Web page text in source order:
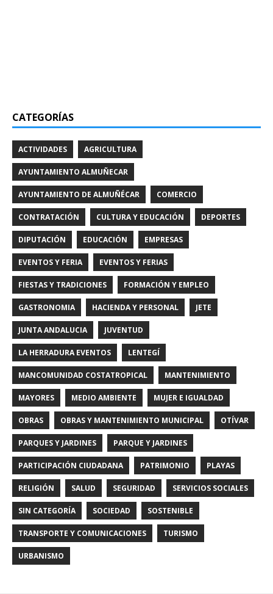
CATEGORÍAS
ACTIVIDADES AGRICULTURA
AYUNTAMIENTO ALMUÑECAR
AYUNTAMIENTO DE ALMUÑÉCAR COMERCIO
CONTRATACIÓN CULTURA Y EDUCACIÓN DEPORTES
DIPUTACIÓN EDUCACIÓN EMPRESAS
EVENTOS Y FERIA EVENTOS Y FERIAS
FIESTAS Y TRADICIONES FORMACIÓN Y EMPLEO
GASTRONOMIA HACIENDA Y PERSONAL JETE
JUNTA ANDALUCIA JUVENTUD
LA HERRADURA EVENTOS LENTEGÍ
MANCOMUNIDAD COSTATROPICAL MANTENIMIENTO
MAYORES MEDIO AMBIENTE MUJER E IGUALDAD
OBRAS OBRAS Y MANTENIMIENTO MUNICIPAL OTÍVAR
PARQUES Y JARDINES PARQUE Y JARDINES
PARTICIPACIÓN CIUDADANA PATRIMONIO PLAYAS
RELIGIÓN SALUD SEGURIDAD SERVICIOS SOCIALES
SIN CATEGORÍA SOCIEDAD SOSTENIBLE
TRANSPORTE Y COMUNICACIONES TURISMO
URBANISMO